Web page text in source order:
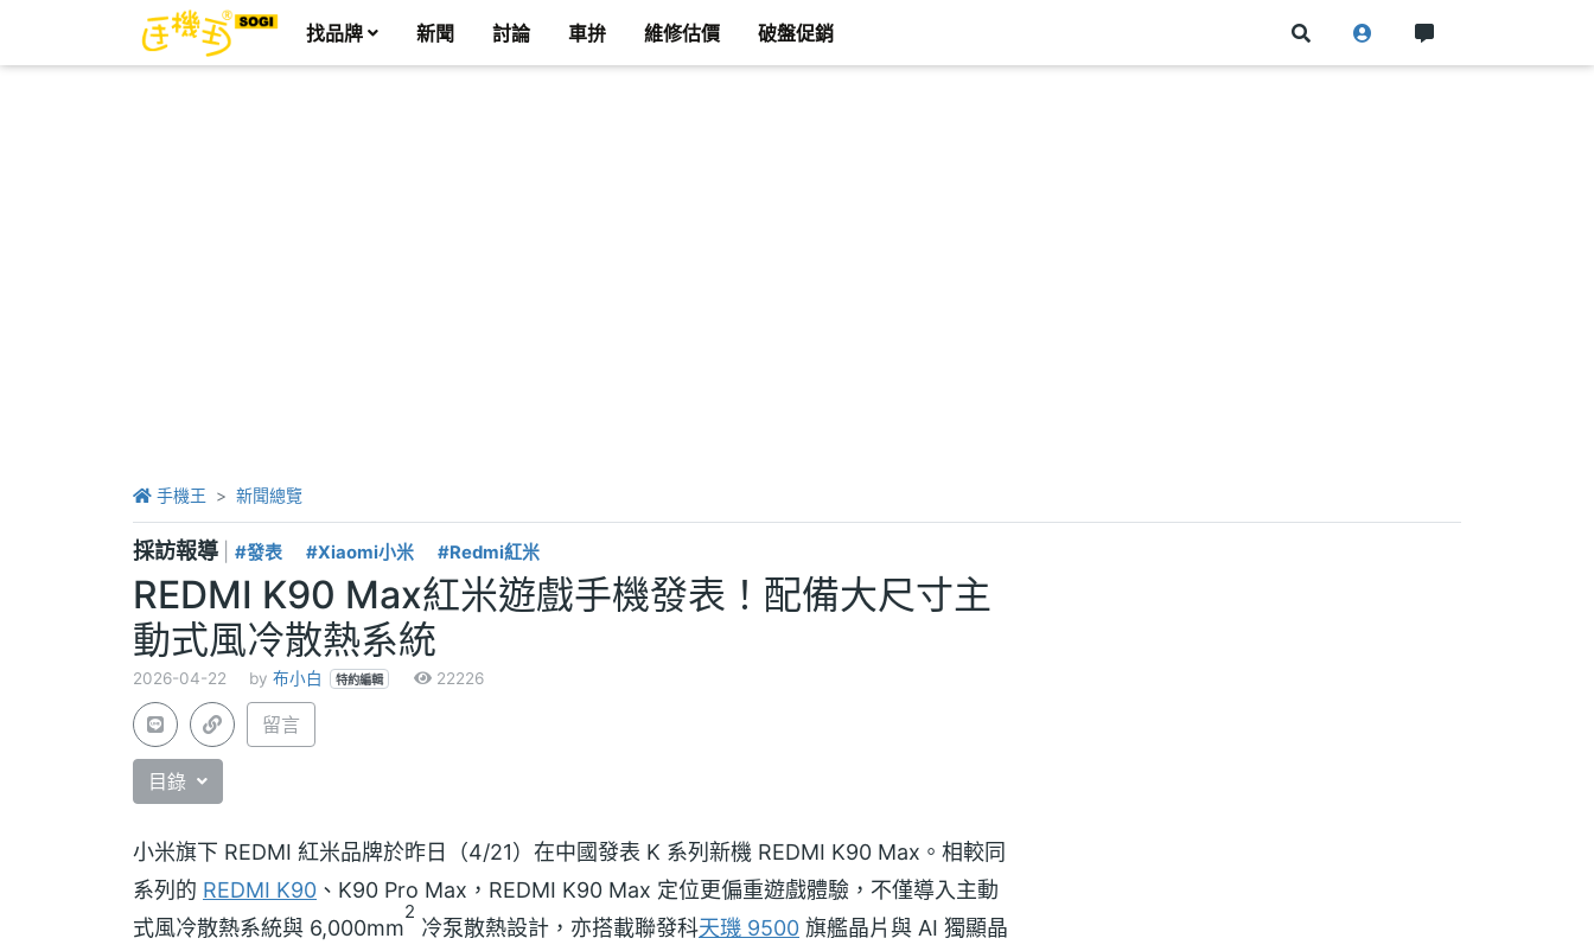
找品牌 新聞 討論 車拚 維修估價 破盤促銷
手機王 新聞總覽
採訪報導 #發表 #Xiaomi小米 #Redmi紅米
REDMI K90 Max紅米遊戲手機發表！配備大尺寸主
動式風冷散熱系統
2026-04-22 by 布小白 特約編輯 22226
留言
目錄
小米旗下 REDMI 紅米品牌於昨日（4/21）在中國發表 K 系列新機 REDMI K90 Max。相較同
系列的 REDMI K90 、K90 Pro Max，REDMI K90 Max 定位更偏重遊戲體驗，不僅導入主動
式風冷散熱系統與 6,000mm
2
冷泵散熱設計，亦搭載聯發科天璣 9500 旗艦晶片與 AI 獨顯晶